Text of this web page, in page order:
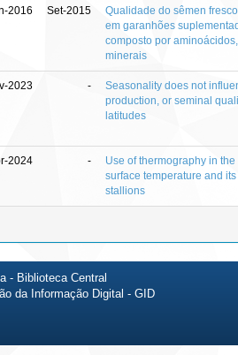
2016 Set-2015
Qualidade do sêmen
em garanhões
composto por
minerais
2023 -
Seasonality does not
production, or seminal
latitudes
2024 -
Use of thermography in
surface temperature and
stallions
- Biblioteca Central
da Informação Digital - GID